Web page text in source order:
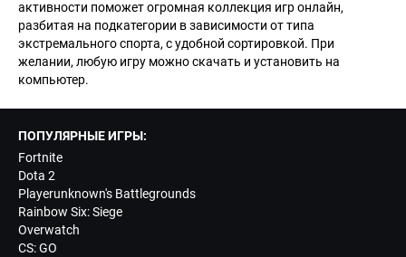
активности поможет огромная коллекция игр онлайн,
разбитая на подкатегории в зависимости от типа
экстремального спорта, с удобной сортировкой. При
желании, любую игру можно скачать и установить на
компьютер.
ПОПУЛЯРНЫЕ ИГРЫ:
Fortnite
Dota 2
Playerunknown's Battlegrounds
Rainbow Six: Siege
Overwatch
CS: GO